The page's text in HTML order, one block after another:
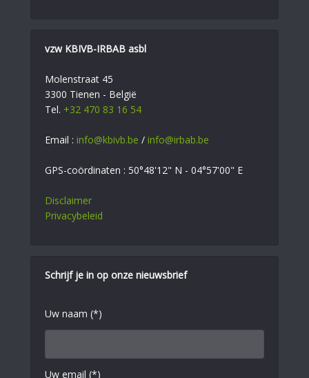
vzw KBIVB-IRBAB asbl
Molenstraat 45
3300 Tienen - België
Tel. +32 470 83 16 54
Email : info@kbivb.be / info@irbab.be
GPS-coördinaten : 50°48'12" N - 04°57'00" E
Disclaimer
Privacybeleid
Schrijf je in op onze nieuwsbrief
Uw naam (*)
Uw email (*)